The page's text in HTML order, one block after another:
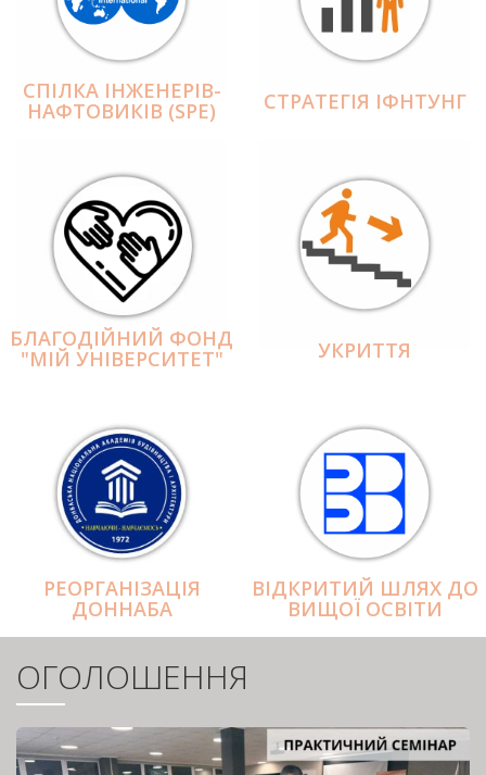
СПІЛКА ІНЖЕНЕРІВ-
НАФТОВИКІВ (SPE) СТРАТЕГІЯ ІФНТУНГ
БЛАГОДІЙНИЙ ФОНД
"МІЙ УНІВЕРСИТЕТ" УКРИТТЯ
РЕОРГАНІЗАЦІЯ
ДОННАБА
ВІДКРИТИЙ ШЛЯХ ДО
ВИЩОЇ ОСВІТИ
ОГОЛОШЕННЯ